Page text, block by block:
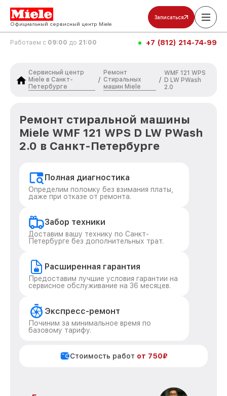
Официальный сервисный центр Miele
Записаться
Работаем с 09:00 до 21:00 +7 (812) 214-74-99
Сервисный центр
Miele в Санкт-
Петербурге
/
Ремонт
Стиральных
машин Miele
/
WMF 121 WPS
D LW PWash
2.0
Ремонт стиральной машины
Miele WMF 121 WPS D LW PWash
2.0 в Санкт-Петербурге
Полная диагностика
Определим поломку без взимания платы,
даже при отказе от ремонта.
Забор техники
Доставим вашу технику по Санкт-
Петербурге без дополнительных трат.
Расширенная гарантия
Предоставим лучшие условия гарантии на
сервисное обслуживание на 36 месяцев.
Экспресс-ремонт
Починим за минимальное время по
базовому тарифу.
Стоимость работ от 750₽